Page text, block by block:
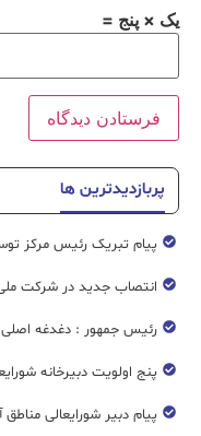
یک × پنج =
پربازدیدترین ها
پیام تبریک رئیس مرکز
انتصاب جدید در شرکت
رئیس جمهور : دغدغه
پنج اولویت دبیرخانه
پیام دبیر شورایعالی مناطق